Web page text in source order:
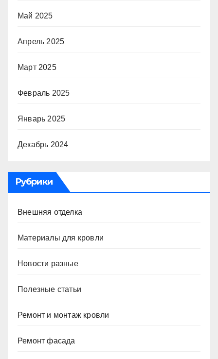
Май 2025
Апрель 2025
Март 2025
Февраль 2025
Январь 2025
Декабрь 2024
Рубрики
Внешняя отделка
Материалы для кровли
Новости разные
Полезные статьи
Ремонт и монтаж кровли
Ремонт фасада